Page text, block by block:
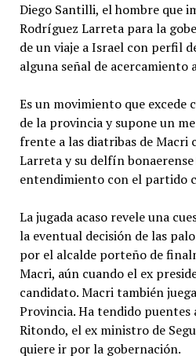
Diego Santilli, el hombre que
Rodríguez Larreta para la
de un viaje a Israel con perfil
alguna señal de acercamiento
Es un movimiento que
de la provincia y supone un
frente a las diatribas de Macri
Larreta y su delfín
entendimiento con el partido
La jugada acaso revele una
la eventual decisión de las
por el alcalde porteño de
Macri, aún cuando el ex
candidato. Macri también
Provincia. Ha tendido puentes
Ritondo, el ex ministro de
quiere ir por la gobernación.